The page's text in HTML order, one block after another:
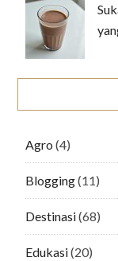
Agro (4)
Blogging(11)
Destinasi(68)
Edukasi(20)